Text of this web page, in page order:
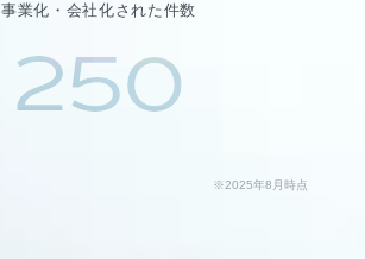
事業化・会社化された件数
250
※2025年8月時点